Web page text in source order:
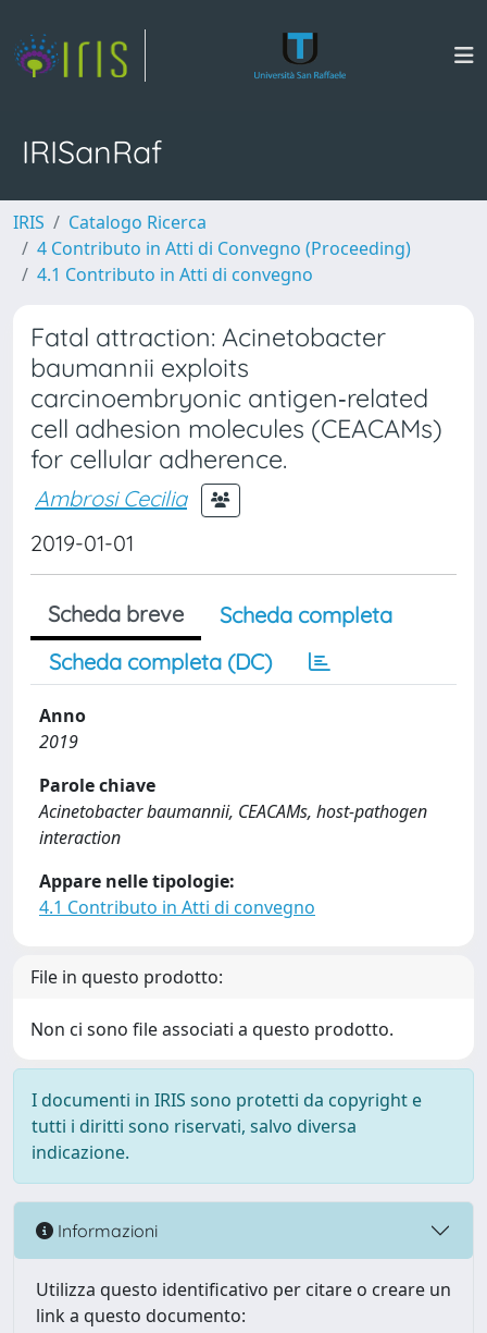
IRISanRaf
IRIS
Catalogo Ricerca
4 Contributo in Atti di Convegno (Proceeding)
4.1 Contributo in Atti di convegno
Fatal attraction: Acinetobacter
baumannii exploits
carcinoembryonic antigen‐related
cell adhesion molecules (CEACAMs)
for cellular adherence.
Ambrosi Cecilia
2019-01-01
Scheda breve
Scheda completa
Scheda completa (DC)
Anno
2019
Parole chiave
Acinetobacter baumannii, CEACAMs, host-pathogen
interaction
Appare nelle tipologie:
4.1 Contributo in Atti di convegno
File in questo prodotto:
Non ci sono file associati a questo prodotto.
I documenti in IRIS sono protetti da copyright e
tutti i diritti sono riservati, salvo diversa
indicazione.
Informazioni
Utilizza questo identificativo per citare o creare un
link a questo documento: